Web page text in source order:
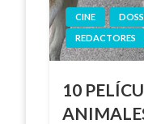
CINE
REDACTORES
10